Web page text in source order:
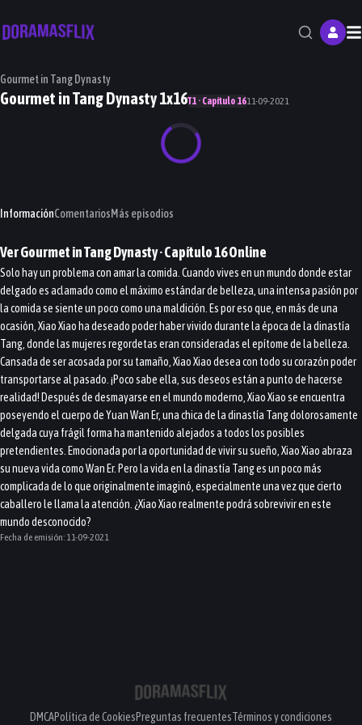
Gourmet in Tang Dynasty
Gourmet in Tang Dynasty 1x16T1 · Capítulo 1611-09-2021
InformaciónComentariosMás episodios
VerGourmet in Tang Dynasty· Capítulo16Online
Solo hay un problema con amar la comida. Cuando vives en un mundo donde estar
delgado es aclamado como el máximo estándar de belleza, una intensa pasión por
la comida se siente un poco como una maldición. Es por eso que, en más de una
ocasión, Xiao Xiao ha deseado poder haber vivido durante la época de la dinastía
Tang, donde las mujeres regordetas eran consideradas el epítome de la belleza.
Cansada de ser acosada por su tamaño, Xiao Xiao desea con todo su corazón poder
transportarse al pasado. ¡Poco sabe ella, sus deseos están a punto de hacerse
realidad! Después de desmayarse en el mundo moderno, Xiao Xiao se encuentra
poseyendo el cuerpo de Yuan Wan Er, una chica de la dinastía Tang dolorosamente
delgada cuya frágil forma ha mantenido alejados a todos los posibles
pretendientes. Emocionada por la oportunidad de vivir su sueño, Xiao Xiao abraza
su nueva vida como Wan Er. Pero la vida en la dinastía Tang es un poco más
complicada de lo que originalmente imaginó, especialmente una vez que cierto
caballero le llama la atención. ¿Xiao Xiao realmente podrá sobrevivir en este
mundo desconocido?
Fecha de emisión: 11-09-2021
DMCAPolítica de CookiesPreguntas frecuentesTérminos y condiciones